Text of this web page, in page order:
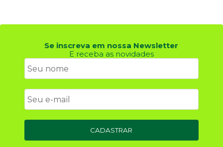
Se inscreva em nossa Newsletter
E receba as novidades
CADASTRAR